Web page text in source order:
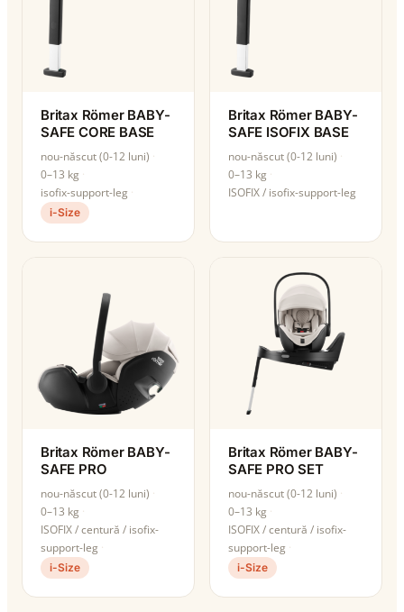
Britax Römer BABY-
SAFE CORE BASE
nou-născut (0-12 luni)
0–13 kg
isofix-support-leg
i-Size
Britax Römer BABY-
SAFE ISOFIX BASE
nou-născut (0-12 luni)
0–13 kg
ISOFIX / isofix-support-leg
Britax Römer BABY-
SAFE PRO
nou-născut (0-12 luni)
0–13 kg
ISOFIX / centură / isofix-
support-leg
i-Size
Britax Römer BABY-
SAFE PRO SET
nou-născut (0-12 luni)
0–13 kg
ISOFIX / centură / isofix-
support-leg
i-Size